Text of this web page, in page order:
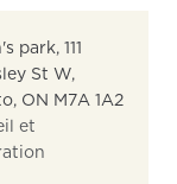
park, 111
St W,
ON M7A 1A2
et